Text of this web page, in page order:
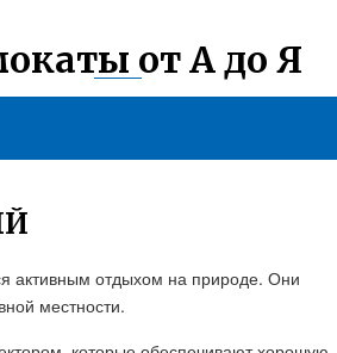
от А до Я
активным отдыхом на природе. Они
местности.